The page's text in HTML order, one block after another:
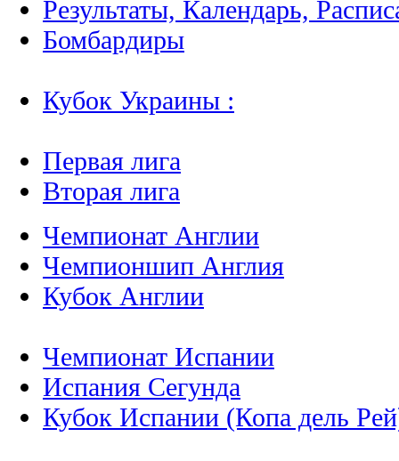
Результаты, Календарь,
Бомбардиры
Кубок Украины :
Первая лига
Вторая лига
Чемпионат Англии
Чемпионшип Англия
Кубок Англии
Чемпионат Испании
Испания Сегунда
Кубок Испании (Копа дель